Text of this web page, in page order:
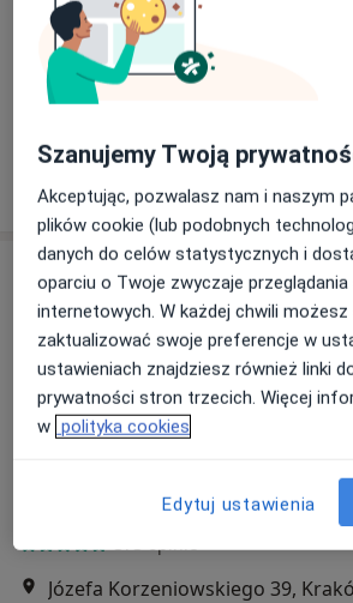
aleja Kijowska 64/u2, Kraków
Westmed - Centrum Medyczne
Konsultacja chirurgiczna
Poproś o wizytę
Chirurgia, Medycyna estetyczna,
373 opinie
Józefa Korzeniowskiego 39,
Szanujemy Twoją
Akceptując, pozwalasz nam i naszym
plików cookie (lub podobnych
danych do celów statystycznych i
oparciu o Twoje zwyczaje
internetowych. W każdej chwili możesz
zaktualizować swoje preferencje w
ustawieniach znajdziesz również linki
prywatności stron trzecich. Więcej
w polityka cookies
Edytuj ustawienia